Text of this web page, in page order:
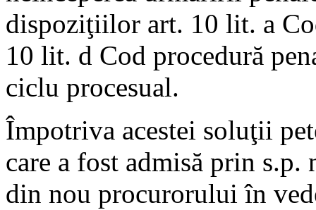
dispoziţiilor art. 10 lit. a
10 lit. d Cod procedură
ciclu procesual.
Împotriva acestei soluţii
care a fost admisă prin
din nou procurorului în